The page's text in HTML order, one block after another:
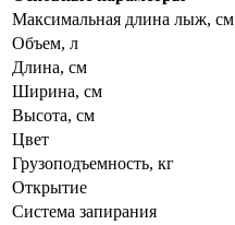
Максимальная длина лыж, см
Объем, л
Длина, см
Ширина, см
Высота, см
Цвет
Грузоподъемность, кг
Открытие
Система запирания